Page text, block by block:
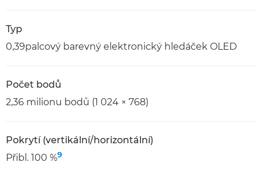
Typ
0,39palcový barevný elektronický hledáček OLED
Počet bodů
2,36 milionu bodů (1 024 × 768)
Pokrytí (vertikální/horizontální)
Přibl. 100 %9